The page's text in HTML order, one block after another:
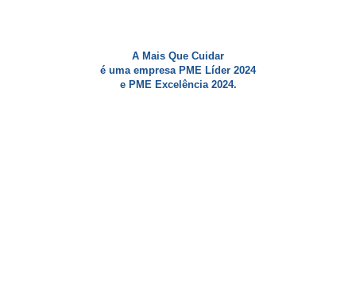
A Mais Que Cuidar
é uma empresa PME Líder 2024
e PME Excelência 2024.